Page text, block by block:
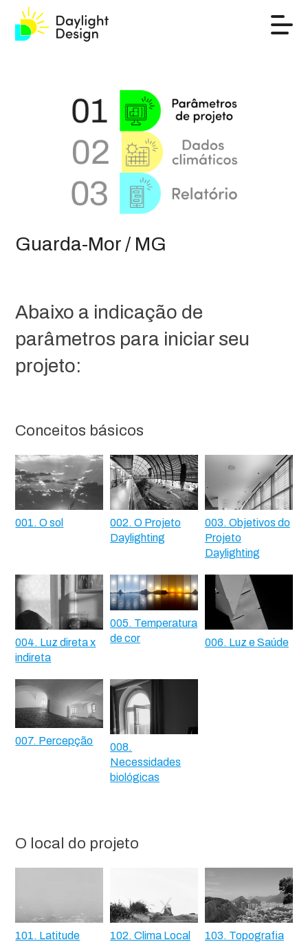
Guarda-Mor / MG
Abaixo a indicação de
parâmetros para iniciar seu
projeto:
Conceitos básicos
001. O sol
002. O Projeto
Daylighting
003. Objetivos do
Projeto
Daylighting
004. Luz direta x
indireta
005. Temperatura
de cor
006. Luz e Saúde
007. Percepção
008.
Necessidades
biológicas
O local do projeto
101. Latitude 102. Clima Local 103. Topografia